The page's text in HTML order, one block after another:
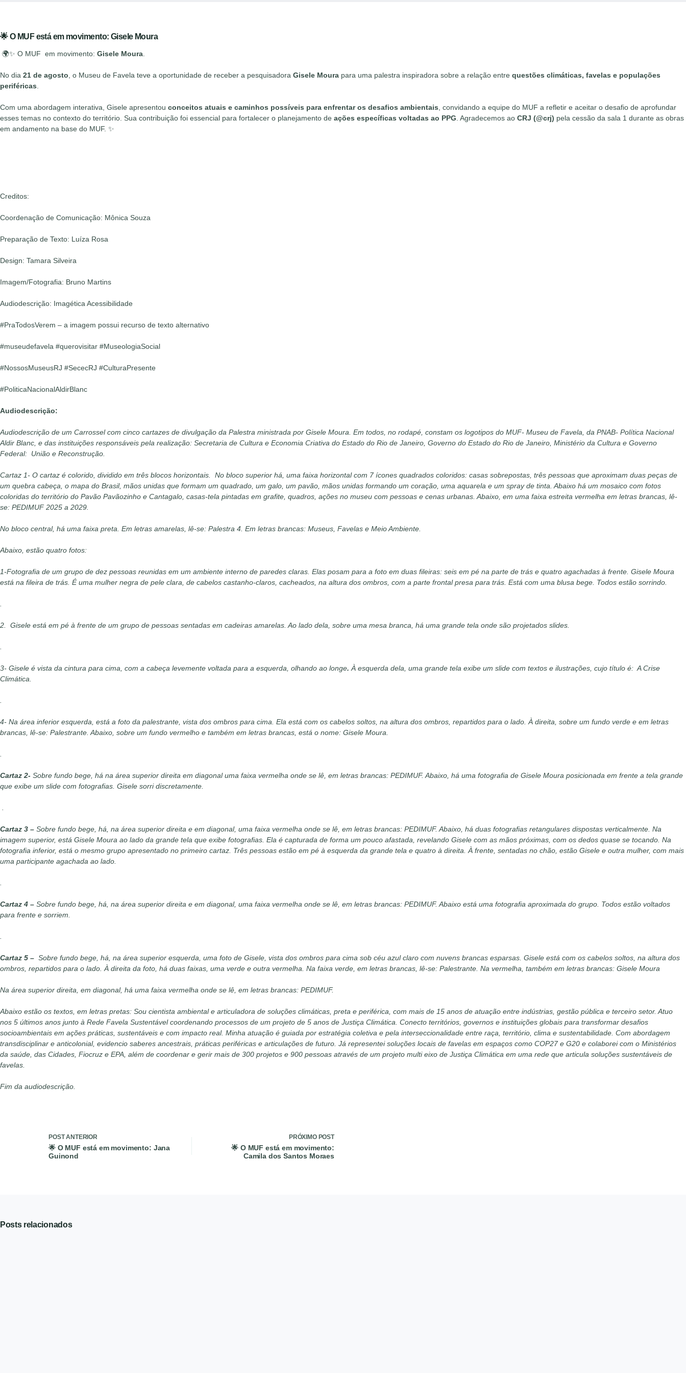
🌟 O MUF está em movimento: Gisele Moura
🌍✨ O MUF em movimento: Gisele Moura
No dia 21 de agosto , o Museu de Favela teve a oportunidade de receber a pesquisadora Gisele Moura para uma palestra inspiradora sobre a relação entre questões climáticas, favelas e populações
periféricas
Com uma abordagem interativa, Gisele apresentou conceitos atuais e caminhos possíveis para enfrentar os desafios ambientais , convidando a equipe do MUF a refletir e aceitar o desafio de aprofundar
esses temas no contexto do território. Sua contribuição foi essencial para fortalecer o planejamento de ações específicas voltadas ao PPG . Agradecemos ao CRJ (@crj) pela cessão da sala 1 durante as obras
em andamento na base do MUF. ✨
Creditos:
Coordenação de Comunicação: Mônica Souza
Preparação de Texto: Luíza Rosa
Design: Tamara Silveira
Imagem/Fotografia: Bruno Martins
Audiodescrição: Imagética Acessibilidade
#PraTodosVerem – a imagem possui recurso de texto alternativo
#museudefavela #querovisitar #MuseologiaSocial
#NossosMuseusRJ #SececRJ #CulturaPresente
#PoliticaNacionalAldirBlanc
Audiodescrição:
Audiodescrição de um Carrossel com cinco cartazes de divulgação da Palestra ministrada por Gisele Moura. Em todos, no rodapé, constam os logotipos do MUF- Museu de Favela, da PNAB- Política Nacional
Aldir Blanc, e das instituições responsáveis pela realização: Secretaria de Cultura e Economia Criativa do Estado do Rio de Janeiro, Governo do Estado do Rio de Janeiro, Ministério da Cultura e Governo
Federal: União e Reconstrução.
Cartaz 1- O cartaz é colorido, dividido em três blocos horizontais. No bloco superior há, uma faixa horizontal com 7 ícones quadrados coloridos: casas sobrepostas, três pessoas que aproximam duas peças de
um quebra cabeça, o mapa do Brasil, mãos unidas que formam um quadrado, um galo, um pavão, mãos unidas formando um coração, uma aquarela e um spray de tinta. Abaixo há um mosaico com fotos
coloridas do território do Pavão Pavãozinho e Cantagalo, casas-tela pintadas em grafite, quadros, ações no museu com pessoas e cenas urbanas. Abaixo, em uma faixa estreita vermelha em letras brancas, lê-
se: PEDIMUF 2025 a 2029.
No bloco central, há uma faixa preta. Em letras amarelas, lê-se: Palestra 4. Em letras brancas: Museus, Favelas e Meio Ambiente.
Abaixo, estão quatro fotos:
1-Fotografia de um grupo de dez pessoas reunidas em um ambiente interno de paredes claras. Elas posam para a foto em duas fileiras: seis em pé na parte de trás e quatro agachadas à frente. Gisele Moura
está na fileira de trás. É uma mulher negra de pele clara, de cabelos castanho-claros, cacheados, na altura dos ombros, com a parte frontal presa para trás. Está com uma blusa bege. Todos estão sorrindo.
2. Gisele está em pé à frente de um grupo de pessoas sentadas em cadeiras amarelas. Ao lado dela, sobre uma mesa branca, há uma grande tela onde são projetados slides.
3- Gisele é vista da cintura para cima, com a cabeça levemente voltada para a esquerda, olhando ao longe. À esquerda dela, uma grande tela exibe um slide com textos e ilustrações, cujo título é: A Crise
Climática.
4- Na área inferior esquerda, está a foto da palestrante, vista dos ombros para cima. Ela está com os cabelos soltos, na altura dos ombros, repartidos para o lado. À direita, sobre um fundo verde e em letras
brancas, lê-se: Palestrante. Abaixo, sobre um fundo vermelho e também em letras brancas, está o nome: Gisele Moura
Cartaz 2- Sobre fundo bege, há na área superior direita em diagonal uma faixa vermelha onde se lê, em letras brancas: PEDIMUF. Abaixo, há uma fotografia de Gisele Moura posicionada em frente a tela grande
que exibe um slide com fotografias. Gisele sorri discretamente.
Cartaz 3 – Sobre fundo bege, há, na área superior direita e em diagonal, uma faixa vermelha onde se lê, em letras brancas: PEDIMUF. Abaixo, há duas fotografias retangulares dispostas verticalmente. Na
imagem superior, está Gisele Moura ao lado da grande tela que exibe fotografias. Ela é capturada de forma um pouco afastada, revelando Gisele com as mãos próximas, com os dedos quase se tocando. Na
fotografia inferior, está o mesmo grupo apresentado no primeiro cartaz. Três pessoas estão em pé à esquerda da grande tela e quatro à direita. À frente, sentadas no chão, estão Gisele e outra mulher, com mais
uma participante agachada ao lado.
Cartaz 4 – Sobre fundo bege, há, na área superior direita e em diagonal, uma faixa vermelha onde se lê, em letras brancas: PEDIMUF. Abaixo está uma fotografia aproximada do grupo. Todos estão voltados
para frente e sorriem.
Cartaz 5 – Sobre fundo bege, há, na área superior esquerda, uma foto de Gisele, vista dos ombros para cima sob céu azul claro com nuvens brancas esparsas. Gisele está com os cabelos soltos, na altura dos
ombros, repartidos para o lado. À direita da foto, há duas faixas, uma verde e outra vermelha. Na faixa verde, em letras brancas, lê-se: Palestrante. Na vermelha, também em letras brancas: Gisele Moura
Na área superior direita, em diagonal, há uma faixa vermelha onde se lê, em letras brancas: PEDIMUF.
Abaixo estão os textos, em letras pretas: Sou cientista ambiental e articuladora de soluções climáticas, preta e periférica, com mais de 15 anos de atuação entre indústrias, gestão pública e terceiro setor. Atuo
nos 5 últimos anos junto à Rede Favela Sustentável coordenando processos de um projeto de 5 anos de Justiça Climática. Conecto territórios, governos e instituições globais para transformar desafios
socioambientais em ações práticas, sustentáveis e com impacto real. Minha atuação é guiada por estratégia coletiva e pela interseccionalidade entre raça, território, clima e sustentabilidade. Com abordagem
transdisciplinar e anticolonial, evidencio saberes ancestrais, práticas periféricas e articulações de futuro. Já representei soluções locais de favelas em espaços como COP27 e G20 e colaborei com o Ministérios
da saúde, das Cidades, Fiocruz e EPA, além de coordenar e gerir mais de 300 projetos e 900 pessoas através de um projeto multi eixo de Justiça Climática em uma rede que articula soluções sustentáveis de
favelas.
Fim da audiodescrição.
POSTANTERIOR
🌟 O MUF está em movimento: Jana
Guinond
PRÓXIMO POST
🌟 O MUF está em movimento:
Camila dos Santos Moraes
Posts relacionados